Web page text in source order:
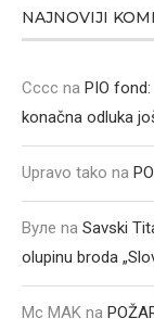
NAJNOVIJI
Cccc na PIO
konačna odluka
Upravo tako na
Вуле na Savski
olupinu broda
Mc MAK na